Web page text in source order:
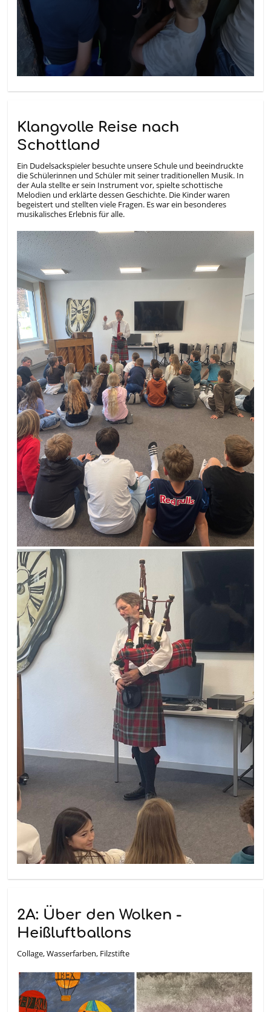
Klangvolle Reise nach
Schottland
Ein Dudelsackspieler besuchte unsere Schule und beeindruckte
die Schülerinnen und Schüler mit seiner traditionellen Musik. In
der Aula stellte er sein Instrument vor, spielte schottische
Melodien und erklärte dessen Geschichte. Die Kinder waren
begeistert und stellten viele Fragen. Es war ein besonderes
musikalisches Erlebnis für alle.
2A: Über den Wolken -
Heißluftballons
Collage, Wasserfarben, Filzstifte